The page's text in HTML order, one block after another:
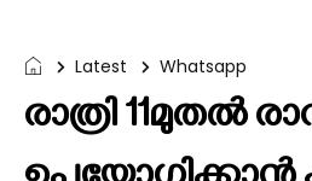
Latest Whatsapp
രാത്രി 11മുതല്‍